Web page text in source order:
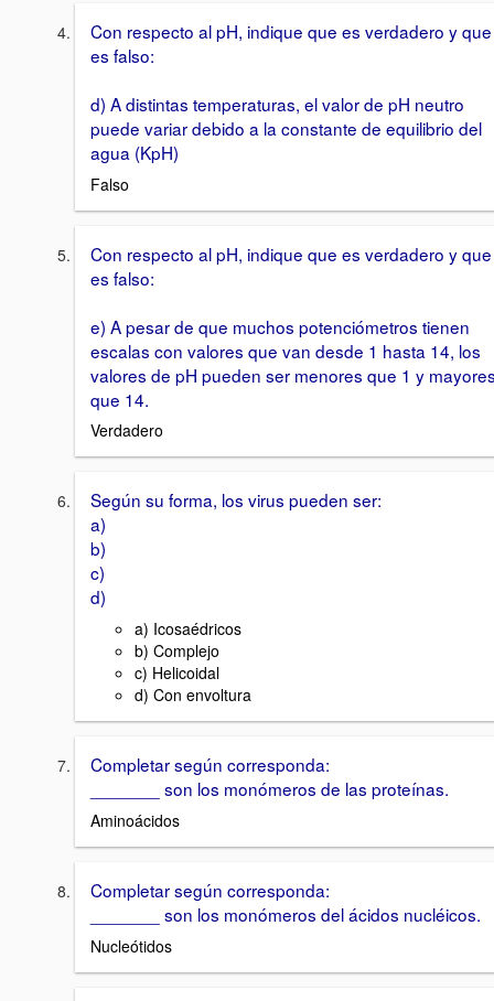
Con respecto al pH, indique que es verdadero y que
es falso:
d) A distintas temperaturas, el valor de pH neutro
puede variar debido a la constante de equilibrio del
agua (KpH)
Falso
Con respecto al pH, indique que es verdadero y que
es falso:
e) A pesar de que muchos potenciómetros tienen
escalas con valores que van desde 1 hasta 14, los
valores de pH pueden ser menores que 1 y
que 14.
Verdadero
Según su forma, los virus pueden ser:
a)
b)
c)
d)
a) Icosaédricos
b) Complejo
c) Helicoidal
d) Con envoltura
Completar según corresponda:
_______ son los monómeros de las proteínas.
Aminoácidos
Completar según corresponda:
_______ son los monómeros del ácidos nucléicos.
Nucleótidos